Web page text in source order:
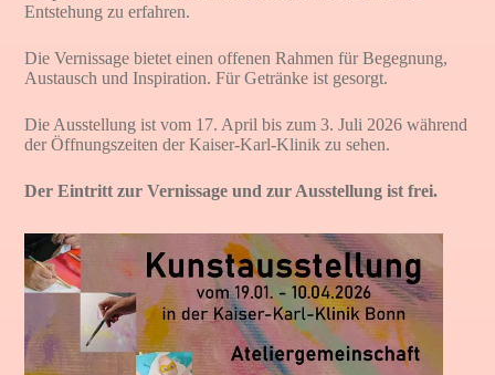
Entstehung zu erfahren.
Die Vernissage bietet einen offenen Rahmen für Begegnung,
Austausch und Inspiration. Für Getränke ist gesorgt.
Die Ausstellung ist vom 17. April bis zum 3. Juli 2026 während
der Öffnungszeiten der Kaiser-Karl-Klinik zu sehen.
Der Eintritt zur Vernissage und zur Ausstellung ist frei.